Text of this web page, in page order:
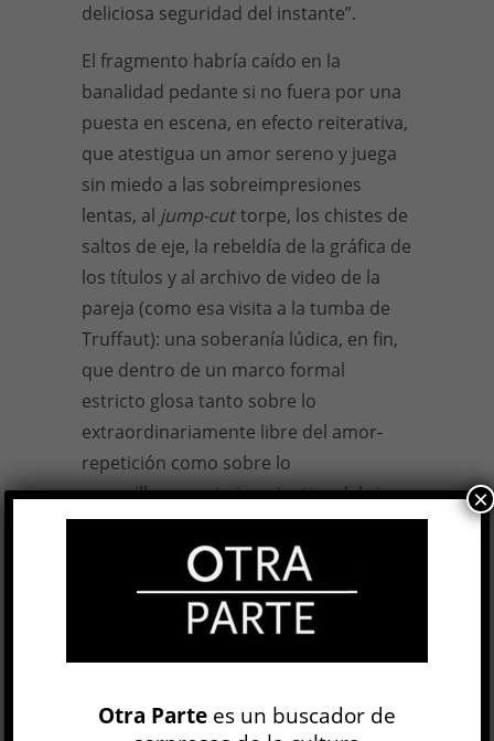
deliciosa seguridad del instante”.
El fragmento habría caído en la
banalidad pedante si no fuera por una
puesta en escena, en efecto reiterativa,
que atestigua un amor sereno y juega
sin miedo a las sobreimpresiones
lentas, al jump-cut torpe, los chistes de
saltos de eje, la rebeldía de la gráfica de
los títulos y al archivo de video de la
pareja (como esa visita a la tumba de
Truffaut): una soberanía lúdica, en fin,
que dentro de un marco formal
estricto glosa tanto sobre lo
extraordinariamente libre del amor-
repetición como sobre lo
maravillosamente imaginativo del cine
de género clásico.
Aquí cobra sentido el prólogo a esta
reseña sobre Billy Wilder ya que,
además de Kierkegaard, el personaje
del padre le da a leer a la protagonista
de filósofo utopista cinéfilo que
Otra Partees un buscador de
×